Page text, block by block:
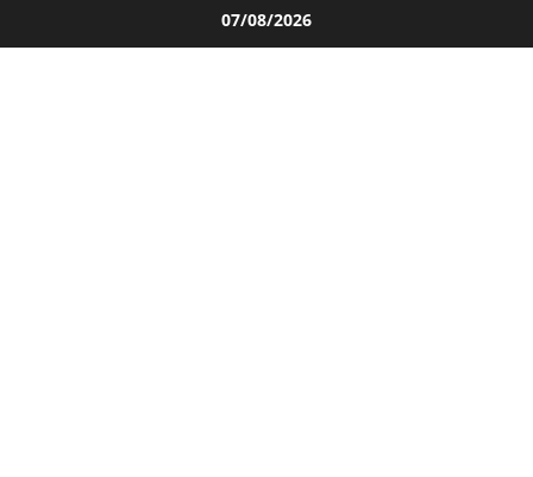
al
07/08/2026